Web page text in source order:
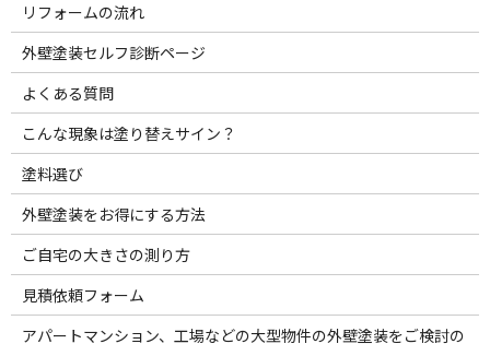
リフォームの流れ
外壁塗装セルフ診断ページ
よくある質問
こんな現象は塗り替えサイン？
塗料選び
外壁塗装をお得にする方法
ご自宅の大きさの測り方
見積依頼フォーム
アパートマンション、工場などの大型物件の外壁塗装をご検討の